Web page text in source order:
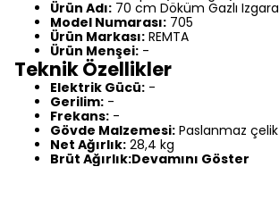
Ürün Adı: 70 cm Döküm Gazlı Izgara
Model Numarası: 705
Ürün Markası: REMTA
Ürün Menşei: -
Teknik Özellikler
Elektrik Gücü: -
Gerilim: -
Frekans: -
Gövde Malzemesi: Paslanmaz çelik
Net Ağırlık: 28,4 kg
Brüt Ağırlık:Devamını Göster